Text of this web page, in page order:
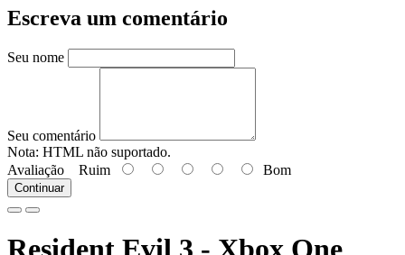
Escreva um comentário
Seu nome
Seu comentário
Nota: HTML não suportado.
Avaliação Ruim Bom
Continuar